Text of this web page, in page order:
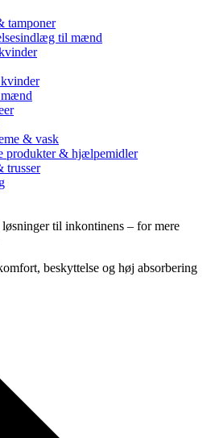
tamponer
til mænd
& vask
produkter & hjælpemidler
trusser
til inkontinens – for mere
beskyttelse og høj absorbering